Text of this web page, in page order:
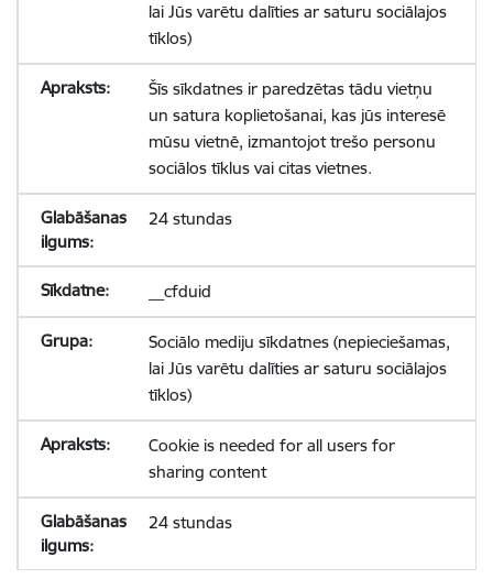
lai Jūs varētu dalīties ar saturu sociālajos
tīklos)
Šīs sīkdatnes ir paredzētas tādu vietņu
un satura koplietošanai, kas jūs interesē
mūsu vietnē, izmantojot trešo personu
sociālos tīklus vai citas vietnes.
24 stundas
__cfduid
Sociālo mediju sīkdatnes (nepieciešamas,
lai Jūs varētu dalīties ar saturu sociālajos
tīklos)
Cookie is needed for all users for
sharing content
24 stundas